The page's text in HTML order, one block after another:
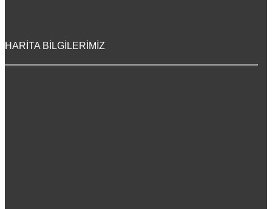
HARİTA BİLGİLERİMİZ